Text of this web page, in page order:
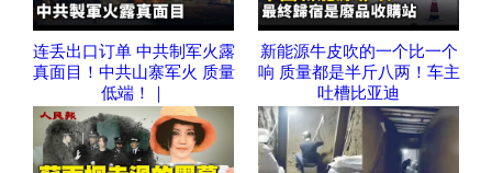
连丢出口订单 中共制军火露
真面目！中共山寨军火 质量
低端！｜
新能源牛皮吹的一个比一个
响 质量都是半斤八两！车主
吐槽比亚迪